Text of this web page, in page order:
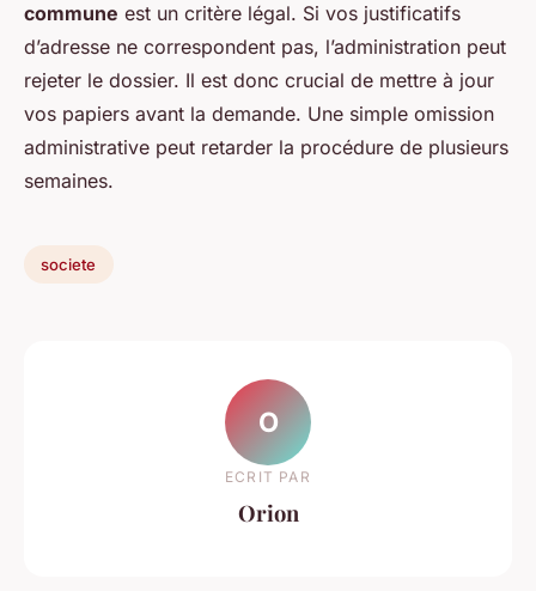
commune est un critère légal. Si vos justificatifs
d’adresse ne correspondent pas, l’administration peut
rejeter le dossier. Il est donc crucial de mettre à jour
vos papiers avant la demande. Une simple omission
administrative peut retarder la procédure de plusieurs
semaines.
societe
O
ECRIT PAR
Orion